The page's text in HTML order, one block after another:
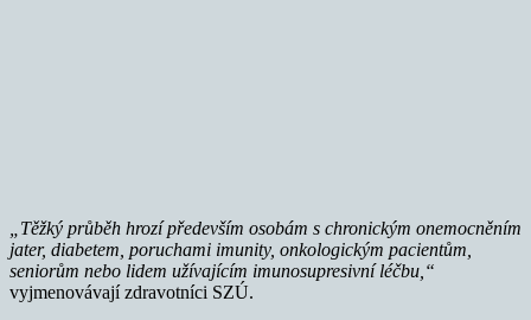
„Těžký průběh hrozí především osobám s chronickým onemocněním
jater, diabetem, poruchami imunity, onkologickým pacientům,
seniorům nebo lidem užívajícím imunosupresivní léčbu,“
vyjmenovávají zdravotníci SZÚ.